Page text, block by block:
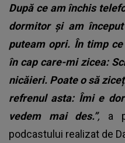
După ce am închis
dormitor și am
puteam opri. În timp
în cap care-mi zicea:
nicăieri. Poate o să
refrenul asta: Îmi e
vedem mai des.”, a
podcastului realizat de